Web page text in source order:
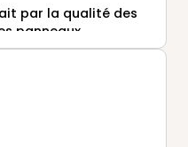
Gustave
et la qualité de
par la qualité des
panneaux
ont été plus
a été effectué par
et
Gustave